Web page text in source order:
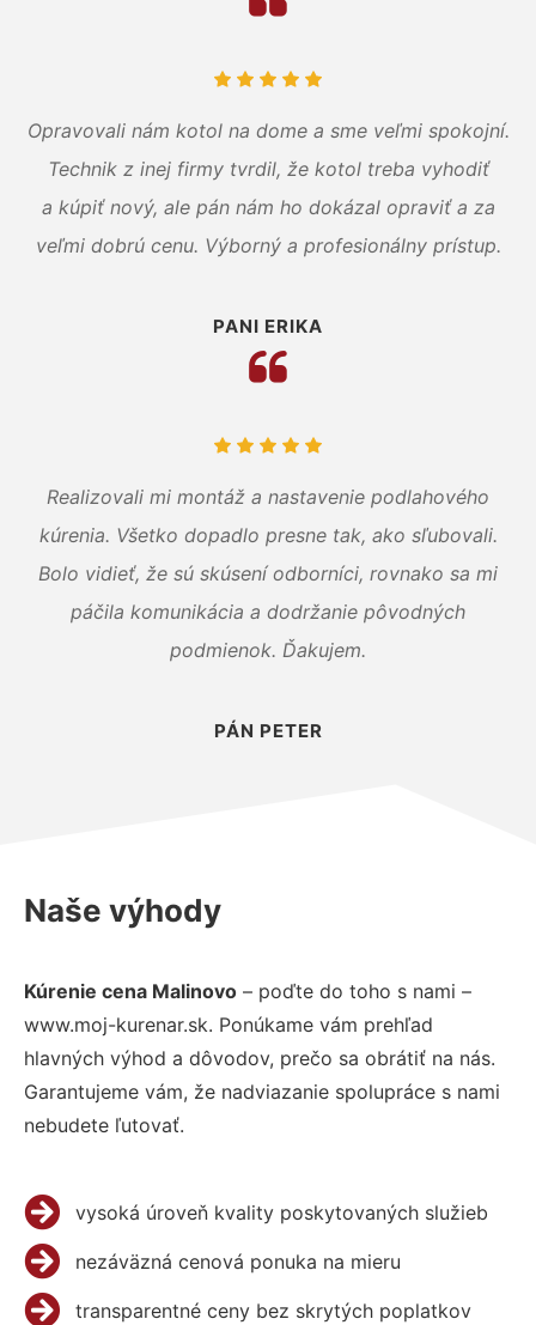
Opravovali nám kotol na dome a sme veľmi spokojní.
Technik z inej firmy tvrdil, že kotol treba vyhodiť
a kúpiť nový, ale pán nám ho dokázal opraviť a za
veľmi dobrú cenu. Výborný a profesionálny prístup.
PANI ERIKA
Realizovali mi montáž a nastavenie podlahového
kúrenia. Všetko dopadlo presne tak, ako sľubovali.
Bolo vidieť, že sú skúsení odborníci, rovnako sa mi
páčila komunikácia a dodržanie pôvodných
podmienok. Ďakujem.
PÁN PETER
Naše výhody
Kúrenie cena Malinovo – poďte do toho s nami –
www.moj-kurenar.sk. Ponúkame vám prehľad
hlavných výhod a dôvodov, prečo sa obrátiť na nás.
Garantujeme vám, že nadviazanie spolupráce s nami
nebudete ľutovať.
vysoká úroveň kvality poskytovaných služieb
nezáväzná cenová ponuka na mieru
transparentné ceny bez skrytých poplatkov